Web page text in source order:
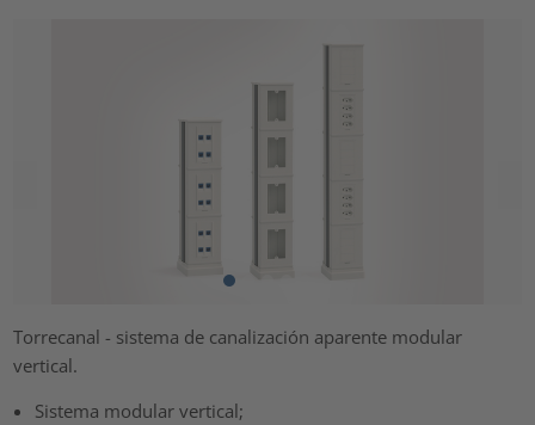
Torrecanal - sistema de canalización aparente modular
vertical.
Sistema modular vertical;